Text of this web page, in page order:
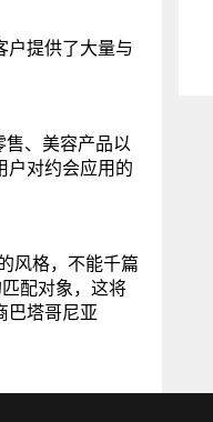
户提供了大量与
、美容产品以
户对约会应用的
风格，不能千篇
配对象，这将
巴塔哥尼亚